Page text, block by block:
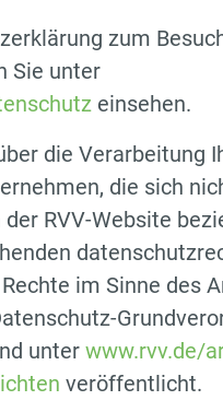
zum
Sie unter
einsehen.
die Verarbeitung
die sich
RVV-Website
im Sinne des
unter www.rvv.de/
veröffentlicht.